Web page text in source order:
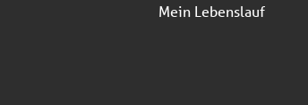
Mein Lebenslauf